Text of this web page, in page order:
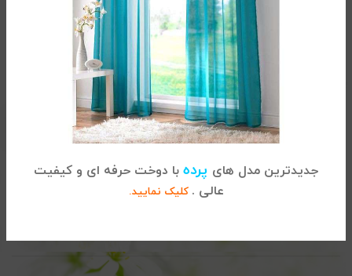
جدیدترین مدل های پرده با دوخت حرفه ای و کیفیت
عالی . کلیک نمایید.
تماس با کالای خواب
خواجه عبداله انصاری ، پلاک 915
02122864681